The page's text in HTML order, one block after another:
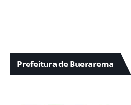
Prefeitura de Buerarema